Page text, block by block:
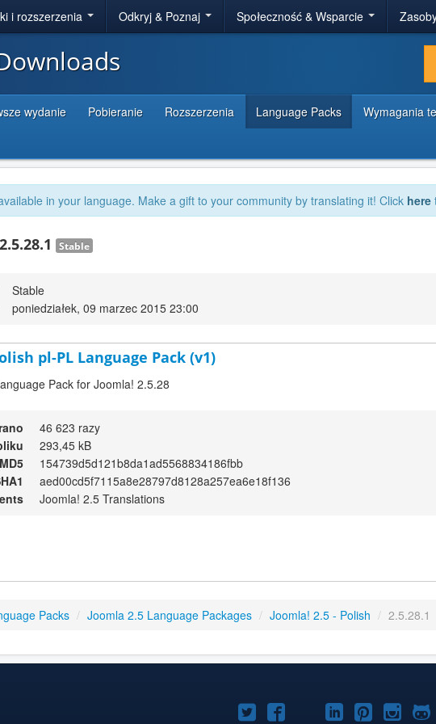
i rozszerzenia Odkryj & Poznaj Społeczność & Wsparcie
wydanie Pobieranie Rozszerzenia Language Packs Wymagania
in your language. Make a gift to your community by translating it! Click here
Stable
Stable
poniedziałek, 09 marzec 2015 23:00
pl-PL Language Pack (v1)
Pack for Joomla! 2.5.28
46 623 razy
293,45 kB
154739d5d121b8da1ad5568834186fbb
aed00cd5f7115a8e28797d8128a257ea6e18f136
Joomla! 2.5 Translations
Packs / Joomla 2.5 Language Packages / Joomla! 2.5 - Polish / 2.5.28.1
Joomla!Joomla!Joomla!
Joomla!Joomla!